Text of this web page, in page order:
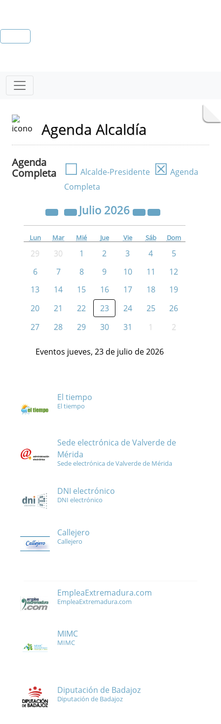
Agenda Alcaldía
Agenda
Completa
☐ Alcalde-Presidente ☒ Agenda
Completa
Julio 2026
Lun Mar Mié Jue Vie Sáb Dom
29 30 1 2 3 4
5
6
7 8 9 10 11
12
13
14 15 16 17 18
19
20
21 22 23 24 25
26
27
28 29 30 31 1 2
Eventos jueves, 23 de julio de 2026
El tiempo
El tiempo
Sede electrónica de Valverde de
Mérida
Sede electrónica de Valverde de Mérida
DNI electrónico
DNI electrónico
Callejero
Callejero
EmpleaExtremadura.com
EmpleaExtremadura.com
MIMC
MIMC
Diputación de Badajoz
Diputación de Badajoz